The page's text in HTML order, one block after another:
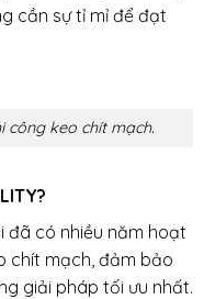
cần sự tỉ mỉ để đạt
công keo chít mạch.
đã có nhiều năm hoạt
chít mạch, đảm bảo
giải pháp tối ưu nhất.